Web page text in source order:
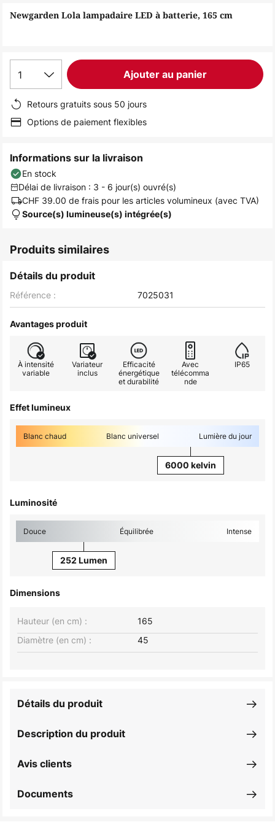
the
Newgarden Lola lampadaire LED à batterie, 165 cm
1 Ajouter au panier
Retours gratuits sous 50 jours
Options de paiement flexibles
Informations sur la livraison
En stock
Délai de livraison : 3 - 6 jour(s) ouvré(s)
CHF 39.00 de frais pour les articles volumineux (avec TVA)
Source(s) lumineuse(s) intégrée(s)
Produits similaires
Détails du produit
Référence : 7025031
Avantages produit
À intensité
variable
Variateur
inclus
Efficacité
énergétique
et durabilité
Avec
télécomma
nde
IP65
Effet lumineux
Blanc chaud Blanc universel Lumière du jour
6000 kelvin
Luminosité
Douce Équilibrée Intense
252 Lumen
Dimensions
Hauteur (en cm) :
165
Diamètre (en cm) :
45
Description du produit
Détails du produit
Avis clients
Documents